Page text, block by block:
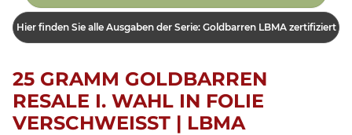
Hier finden Sie alle Ausgaben der Serie: Goldbarren LBMA zertifiziert
25 GRAMM GOLDBARREN
RESALE I. WAHL IN FOLIE
VERSCHWEISST | LBMA